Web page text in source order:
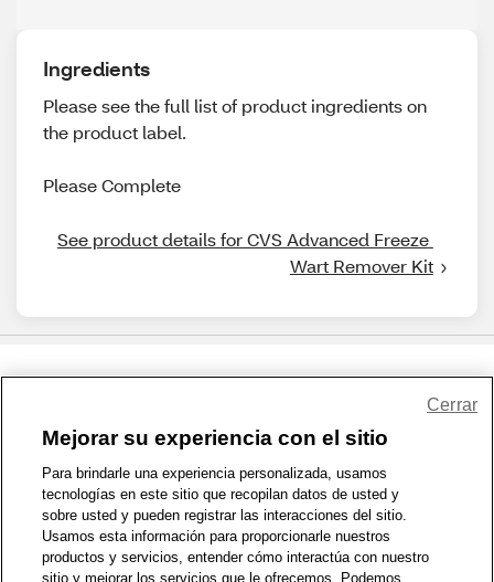
Ingredients
Please see the full list of product ingredients on
the product label.
Please Complete
See product details for CVS Advanced Freeze
Wart Remover Kit
1-800-679-9691 | Contáctenos | Términos de Uso | Accesibilidad
Política de Privacidad | WA Privacy Policy | Mapa del sitio
Zona de Bienestar | © 1999 - 2026 CVS.com
Mejorar su experiencia con el sitio
Para brindarle una experiencia personalizada, usamos
tecnologías en este sitio que recopilan datos de usted y
sobre usted y pueden registrar las interacciones del sitio.
Usamos esta información para proporcionarle nuestros
productos y servicios, entender cómo interactúa con nuestro
sitio y mejorar los servicios que le ofrecemos. Podemos
Cerrar